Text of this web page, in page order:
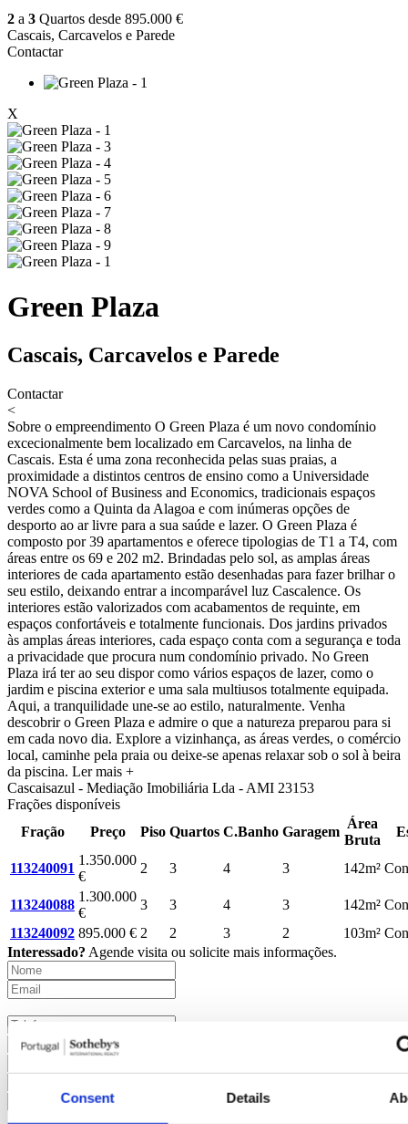
Consent Details
2 a 3 Quartos desde 895.000 €
Cascais, Carcavelos e Parede
Contactar
X
Green Plaza
Cascais, Carcavelos e Parede
Contactar
<
Sobre o empreendimento O Green Plaza é um novo condomínio
excecionalmente bem localizado em Carcavelos, na linha de
Cascais. Esta é uma zona reconhecida pelas suas praias, a
proximidade a distintos centros de ensino como a Universidade
NOVA School of Business and Economics, tradicionais espaços
verdes como a Quinta da Alagoa e com inúmeras opções de
desporto ao ar livre para a sua saúde e lazer. O Green Plaza é
composto por 39 apartamentos e oferece tipologias de T1 a T4, com
áreas entre os 69 e 202 m2. Brindadas pelo sol, as amplas áreas
interiores de cada apartamento estão desenhadas para fazer brilhar o
seu estilo, deixando entrar a incomparável luz Cascalence. Os
interiores estão valorizados com acabamentos de requinte, em
espaços confortáveis e totalmente funcionais. Dos jardins privados
às amplas áreas interiores, cada espaço conta com a segurança e toda
a privacidade que procura num condomínio privado. No Green
Plaza irá ter ao seu dispor como vários espaços de lazer, como o
jardim e piscina exterior e uma sala multiusos totalmente equipada.
Aqui, a tranquilidade une-se ao estilo, naturalmente. Venha
descobrir o Green Plaza e admire o que a natureza preparou para si
em cada novo dia. Explore a vizinhança, as áreas verdes, o comércio
local, caminhe pela praia ou deixe-se apenas relaxar sob o sol à beira
da piscina. Ler mais +
Cascaisazul - Mediação Imobiliária Lda - AMI 23153
Frações disponíveis
Fração
Preço Piso Quartos C.Banho Garagem
Área
Bruta
113240091
1.350.000
€
2 3 4 3 142m²
113240088
1.300.000
€
3 3 4 3 142m²
113240092 895.000 € 2 2 3 2 103m²
Interessado? Agende visita ou solicite mais informações.
Solicitar mais Informações